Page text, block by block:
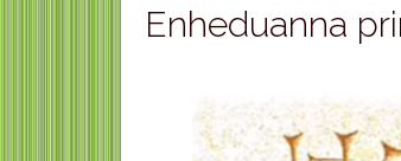
Enheduanna